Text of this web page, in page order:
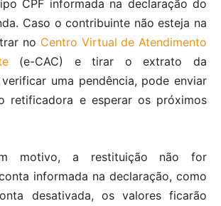
CPF informada na declaração do
Caso o contribuinte não esteja na
no Centro Virtual de Atendimento
(e-CAC) e tirar o extrato da
uma pendência, pode enviar
retificadora e esperar os próximos
motivo, a restituição não for
informada na declaração, como
desativada, os valores ficarão